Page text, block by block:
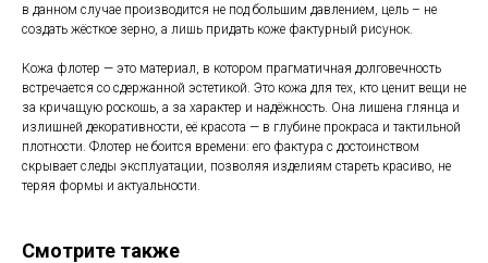
в данном случае производится не под большим давлением, цель – не
создать жёсткое зерно, а лишь придать коже фактурный рисунок.
Кожа флотер — это материал, в котором прагматичная долговечность
встречается со сдержанной эстетикой. Это кожа для тех, кто ценит вещи не
за кричащую роскошь, а за характер и надёжность. Она лишена глянца и
излишней декоративности, её красота — в глубине прокраса и тактильной
плотности. Флотер не боится времени: его фактура с достоинством
скрывает следы эксплуатации, позволяя изделиям стареть красиво, не
теряя формы и актуальности.
Смотрите также